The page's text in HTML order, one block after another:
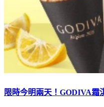
限時今明兩天！GODIVA